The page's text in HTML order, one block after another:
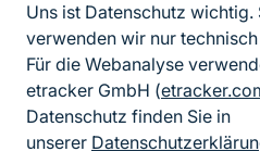
Uns ist Datenschutz
verwenden wir nur
Für die Webanalyse
etracker GmbH (
Datenschutz finden Sie in
unserer
FußzeileKontakt
Erklärung zur